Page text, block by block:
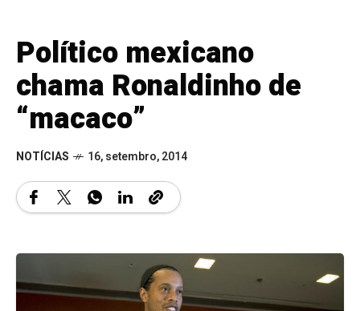
Político mexicano
chama Ronaldinho de
“macaco”
NOTÍCIAS 16, setembro, 2014